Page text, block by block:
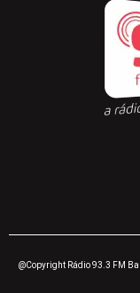
@Copyright Rádio 93.3 FM